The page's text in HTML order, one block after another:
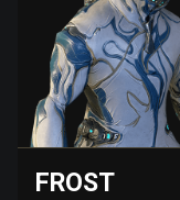
FROST